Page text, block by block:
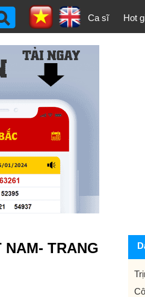
Ca sĩ Hot
TRANG